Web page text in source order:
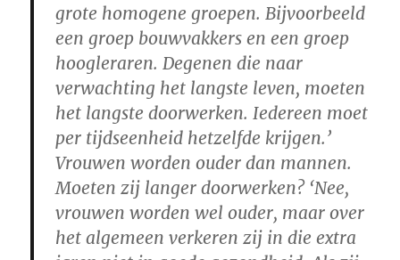
grote homogene groepen. Bijvoorbeeld
een groep bouwvakkers en een groep
hoogleraren. Degenen die naar
verwachting het langste leven, moeten
het langste doorwerken. Iedereen moet
per tijdseenheid hetzelfde krijgen.’
Vrouwen worden ouder dan mannen.
Moeten zij langer doorwerken? ‘Nee,
vrouwen worden wel ouder, maar over
het algemeen verkeren zij in die extra